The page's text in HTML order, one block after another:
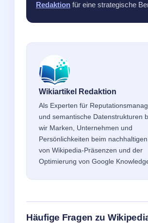
Redaktion für eine strategische
Wikiartikel Redaktion
Als Experten für
und semantische Datenstrukturen
wir Marken, Unternehmen und
Persönlichkeiten beim
von Wikipedia-Präsenzen und der
Optimierung von Google
Häufige Fragen zu